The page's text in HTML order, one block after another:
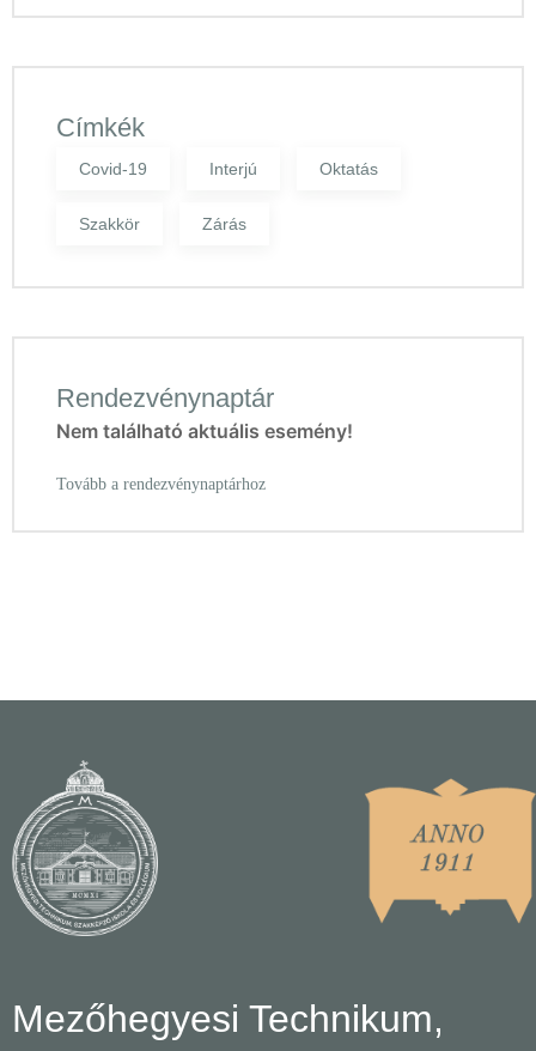
Címkék
Covid-19 Interjú Oktatás
Szakkör Zárás
Rendezvénynaptár
Nem található aktuális esemény!
Tovább a rendezvénynaptárhoz
Mezőhegyesi Technikum,